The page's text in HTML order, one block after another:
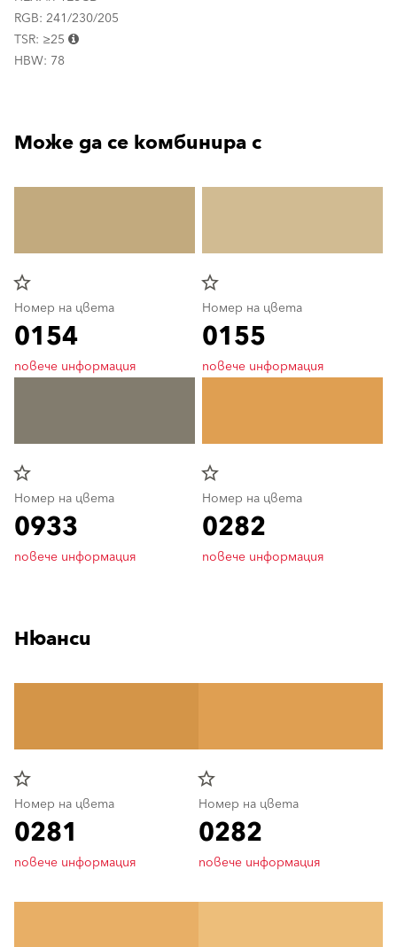
RGB: 241/230/205
TSR: ≥25
HBW: 78
Може да се комбинира с
star_border
Номер на цвета
0154
повече информация
star_border
Номер на цвета
0933
повече информация
star_border
Номер на цвета
0155
повече информация
star_border
Номер на цвета
0282
повече информация
Нюанси
star_border
Номер на цвета
0281
повече информация
star_border
Номер на цвета
0282
повече информация